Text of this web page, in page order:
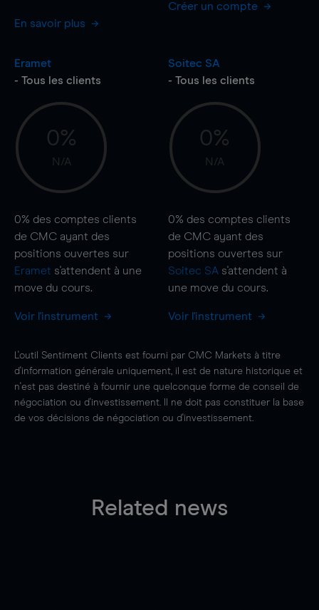
En savoir plus
Créer un compte
Eramet
- Tous les clients
0%
N/A
0% des comptes clients
de CMC ayant des
positions ouvertes sur
Eramet s'attendent à une
move du cours.
Voir l'instrument
Soitec SA
- Tous les clients
0%
N/A
0% des comptes clients
de CMC ayant des
positions ouvertes sur
Soitec SA s'attendent à
une move du cours.
Voir l'instrument
L'outil Sentiment Clients est fourni par CMC Markets à titre
d'information générale uniquement, il est de nature historique et
n'est pas destiné à fournir une quelconque forme de conseil de
négociation ou d'investissement. Il ne doit pas constituer la base
de vos décisions de négociation ou d'investissement.
Related news